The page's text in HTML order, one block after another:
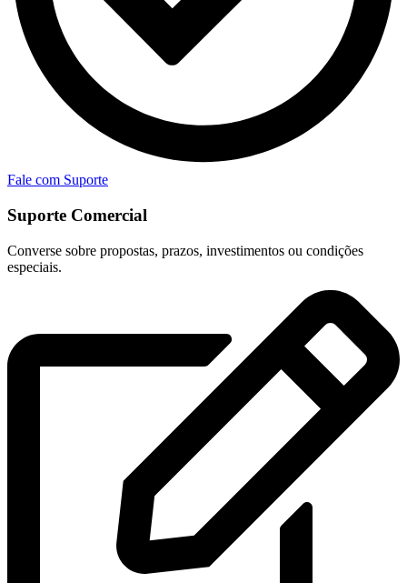
Fale com Suporte
Suporte Comercial
Converse sobre propostas, prazos, investimentos ou condições
especiais.